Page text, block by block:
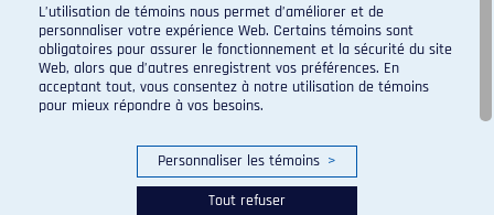
L’utilisation de témoins nous permet d’améliorer et de
personnaliser votre expérience Web. Certains témoins sont
obligatoires pour assurer le fonctionnement et la sécurité du site
Web, alors que d’autres enregistrent vos préférences. En
acceptant tout, vous consentez à notre utilisation de témoins
pour mieux répondre à vos besoins.
Personnaliser les témoins >
Tout refuser